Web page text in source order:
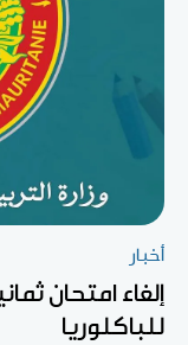
أخبار
إلغاء امتحان
للباكلوريا